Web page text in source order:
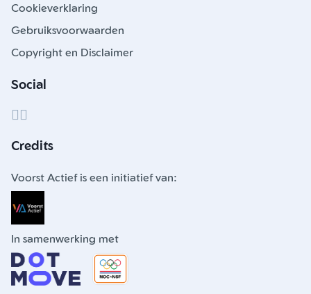
Cookieverklaring
Gebruiksvoorwaarden
Copyright en Disclaimer
Social
Credits
Voorst Actief is een initiatief van:
In samenwerking met